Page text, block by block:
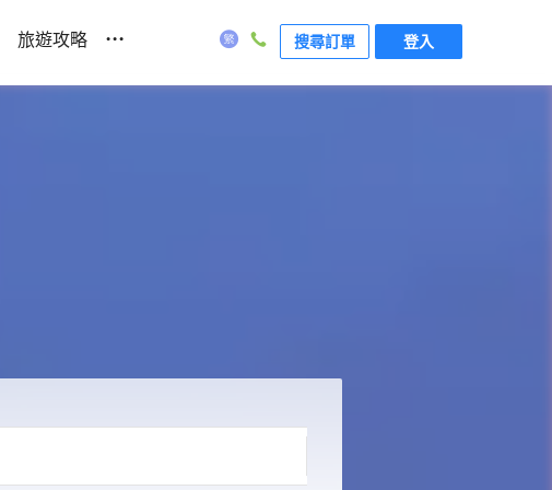
旅遊攻略 ... 搜尋訂單 登入